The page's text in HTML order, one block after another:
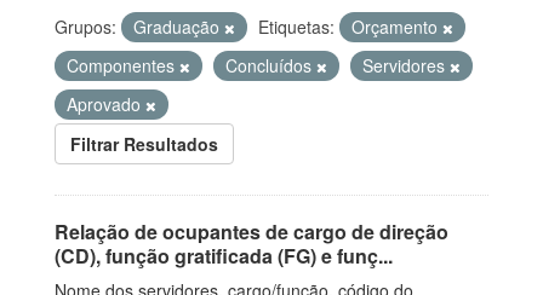
Grupos: Graduação Etiquetas:
Orçamento
Componentes
Concluídos
Servidores
Aprovado
Filtrar Resultados
Relação de ocupantes de cargo de direção
(CD), função gratificada (FG) e funç...
Nome dos servidores, cargo/função, código do